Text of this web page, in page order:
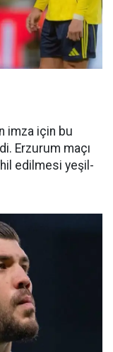
imza için bu
Erzurum maçı
edilmesi yeşil-